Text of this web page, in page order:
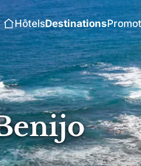
HôtelsDestinations